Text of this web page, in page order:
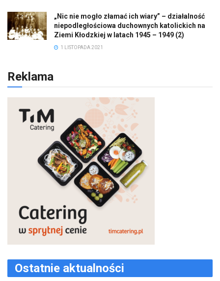
„Nic nie mogło złamać ich wiary” – działalność
niepodległościowa duchownych katolickich na
Ziemi Kłodzkiej w latach 1945 – 1949 (2)
1 LISTOPADA 2021
Reklama
Ostatnie aktualności